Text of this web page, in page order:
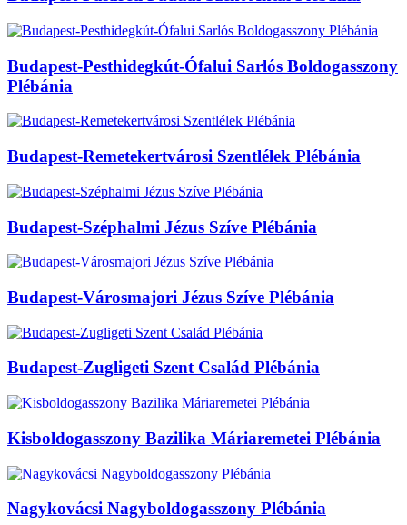
Budapest-Pesthidegkút-Ófalui Sarlós Boldogasszony
Plébánia
Budapest-Remetekertvárosi Szentlélek Plébánia
Budapest-Széphalmi Jézus Szíve Plébánia
Budapest-Városmajori Jézus Szíve Plébánia
Budapest-Zugligeti Szent Család Plébánia
Kisboldogasszony Bazilika Máriaremetei Plébánia
Nagykovácsi Nagyboldogasszony Plébánia